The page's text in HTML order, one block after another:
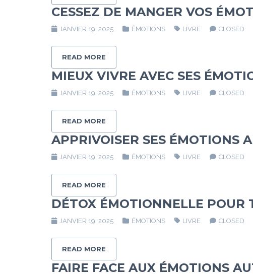
CESSEZ DE MANGER VOS
JANVIER 19, 2025 ÉMOTIONS LIVRE CLOSED
READ MORE
MIEUX VIVRE AVEC SES
JANVIER 19, 2025 ÉMOTIONS LIVRE CLOSED
READ MORE
APPRIVOISER SES ÉMOTIONS
JANVIER 19, 2025 ÉMOTIONS LIVRE CLOSED
READ MORE
DÉTOX ÉMOTIONNELLE POUR
JANVIER 19, 2025 ÉMOTIONS LIVRE CLOSED
READ MORE
FAIRE FACE AUX ÉMOTIONS